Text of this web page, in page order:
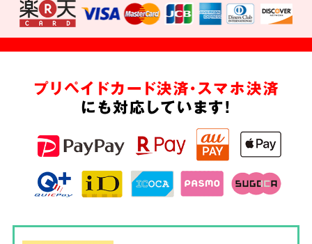
プリペイドカード決済・スマホ決済
にも対応しています!